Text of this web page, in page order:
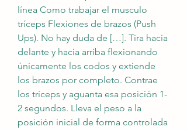
línea Como trabajar el musculo
tríceps Flexiones de brazos (Push
Ups). No hay duda de […]. Tira hacia
delante y hacia arriba flexionando
únicamente los codos y extiende
los brazos por completo. Contrae
los tríceps y aguanta esa posición 1-
2 segundos. Lleva el peso a la
posición inicial de forma controlada